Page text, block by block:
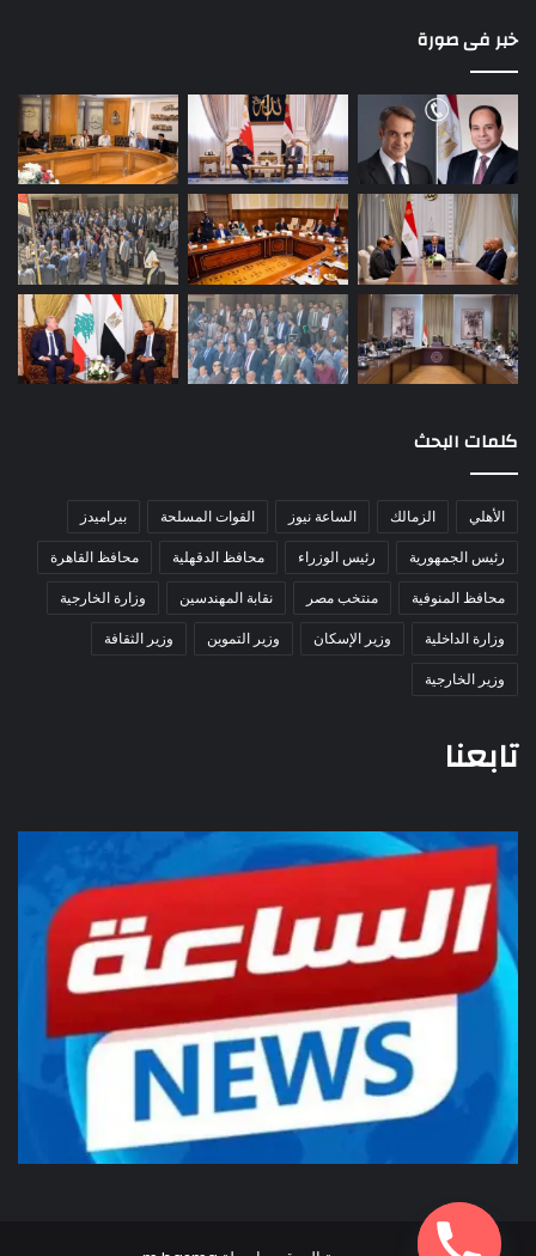
خبر فى صورة
كلمات البحث
الأهلي الزمالك الساعة نيوز القوات المسلحة
بيراميدز
رئيس الجمهورية
رئيس الوزراء محافظ الدقهلية
محافظ القاهرة
محافظ المنوفية
منتخب مصر نقابة المهندسين
وزارة الخارجية
وزارة الداخلية
وزير الإسكان وزير التموين
وزير الثقافة
وزير الخارجية
تابعنا